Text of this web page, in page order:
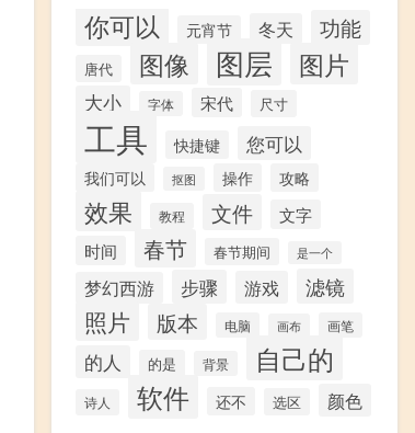
你可以 元宵节 冬天 功能
唐代 图像 图层 图片
大小 字体 宋代 尺寸
工具 快捷键 您可以
我们可以 抠图 操作 攻略
效果 教程 文件
文字
时间
春节 春节期间 是一个
梦幻西游 步骤 游戏 滤镜
照片 版本 电脑 画布 画笔
的人 的是 背景 自己的
诗人 软件 还不 选区 颜色